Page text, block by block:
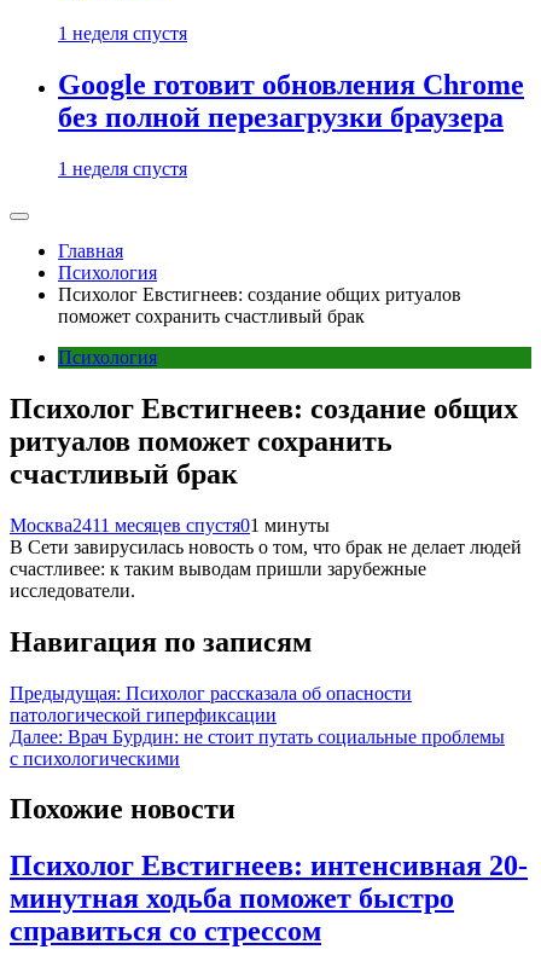
1 неделя спустя
Google готовит обновления Chrome
без полной перезагрузки браузера
1 неделя спустя
Главная
Психология
Психолог Евстигнеев: создание общих ритуалов
поможет сохранить счастливый брак
Психология
Психолог Евстигнеев: создание общих
ритуалов поможет сохранить
счастливый брак
Москва2411 месяцев спустя01 минуты
В Сети завирусилась новость о том, что брак не делает людей
счастливее: к таким выводам пришли зарубежные
исследователи.
Навигация по записям
Предыдущая: Психолог рассказала об опасности
патологической гиперфиксации
Далее: Врач Бурдин: не стоит путать социальные проблемы
с психологическими
Похожие новости
Психолог Евстигнеев: интенсивная 20-
минутная ходьба поможет быстро
справиться со стрессом